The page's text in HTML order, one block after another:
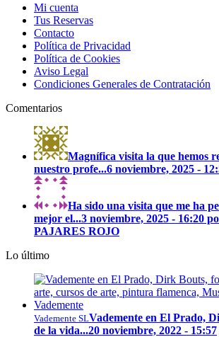
Mi cuenta
Tus Reservas
Contacto
Política de Privacidad
Política de Cookies
Aviso Legal
Condiciones Generales de Contratación
Comentarios
Magnífica visita la que hemos
nuestro profe...6 noviembre, 2025 -
Ha sido una visita que me ha
mejor el...3 noviembre, 2025 - 16:20
PAJARES ROJO
Lo último
Vademente SLVademente en El Prado,
de la vida...20 noviembre, 2022 - 15:57